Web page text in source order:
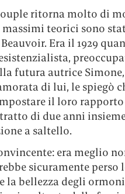
ritorna molto di
teorici sono
Era il 1929
futura autrice
di lui, le spiegò
il loro
di due anni
a saltello.
era meglio
sicuramente perso
la bellezza degli